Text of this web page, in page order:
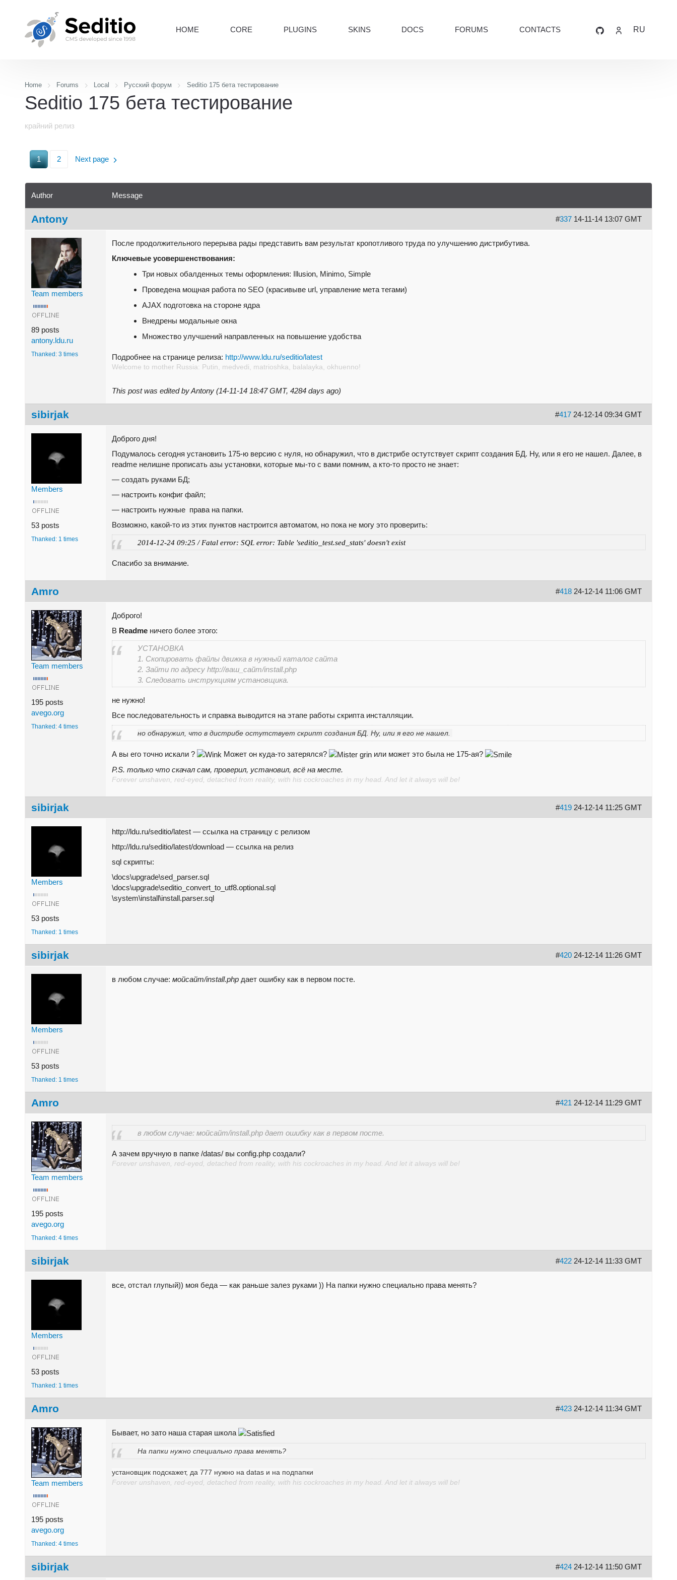
HOME CORE PLUGINS SKINS DOCS FORUMS CONTACTS RU
Home Forums Local Русский форум Seditio 175 бета тестирование
Seditio 175 бета тестирование
крайний релиз
1 2 Next page
Author Message
Antony #337 14-11-14 13:07 GMT
Team members
89 posts
antony.ldu.ru
Thanked: 3 times
После продолжительного перерыва рады представить вам результат кропотливого труда по улучшению дистрибутива.
Ключевые усовершенствования:
Три новых обалденных темы оформления: Illusion, Minimo, Simple
Проведена мощная работа по SEO (красивыве url, управление мета тегами)
AJAX подготовка на стороне ядра
Внедрены модальные окна
Множество улучшений направленных на повышение удобства
Подробнее на странице релиза: http://www.ldu.ru/seditio/latest
Welcome to mother Russia: Putin, medvedi, matrioshka, balalayka, okhuenno!
This post was edited by Antony (14-11-14 18:47 GMT, 4284 days ago)
sibirjak #417 24-12-14 09:34 GMT
Members
53 posts
Thanked: 1 times
Доброго дня!
Подумалось сегодня установить 175-ю версию с нуля, но обнаружил, что в дистрибе остутствует скрипт создания БД. Ну, или я его не нашел. Далее, в
readme нелишне прописать азы установки, которые мы-то с вами помним, а кто-то просто не знает:
— создать руками БД;
— настроить конфиг файл;
— настроить нужные права на папки.
Возможно, какой-то из этих пунктов настроится автоматом, но пока не могу это проверить:
2014-12-24 09:25 / Fatal error: SQL error: Table 'seditio_test.sed_stats' doesn't exist
Спасибо за внимание.
Amro #418 24-12-14 11:06 GMT
Team members
195 posts
avego.org
Thanked: 4 times
Доброго!
В Readme ничего более этого:
УСТАНОВКА
1. Скопировать файлы движка в нужный каталог сайта
2. Зайти по адресу http://ваш_сайт/install.php
3. Следовать инструкциям установщика.
не нужно!
Все последовательность и справка выводится на этапе работы скрипта инсталляции.
но обнаружил, что в дистрибе остутствует скрипт создания БД. Ну, или я его не нашел.
А вы его точно искали ? Может он куда-то затерялся?
или может это была не 175-ая?
P.S. только что скачал сам, проверил, установил, всё на месте.
Forever unshaven, red-eyed, detached from reality, with his cockroaches in my head. And let it always will be!
sibirjak #419 24-12-14 11:25 GMT
Members
53 posts
Thanked: 1 times
http://ldu.ru/seditio/latest — ссылка на страницу с релизом
http://ldu.ru/seditio/latest/download — ссылка на релиз
sql скрипты:
\docs\upgrade\sed_parser.sql
\docs\upgrade\seditio_convert_to_utf8.optional.sql
\system\install\install.parser.sql
sibirjak #420 24-12-14 11:26 GMT
Members
53 posts
Thanked: 1 times
в любом случае: мойсайт/install.php дает ошибку как в первом посте.
Amro #421 24-12-14 11:29 GMT
Team members
195 posts
avego.org
Thanked: 4 times
в любом случае: мойсайт/install.php дает ошибку как в первом посте.
А зачем вручную в папке /datas/ вы config.php создали?
Forever unshaven, red-eyed, detached from reality, with his cockroaches in my head. And let it always will be!
sibirjak #422 24-12-14 11:33 GMT
Members
53 posts
Thanked: 1 times
все, отстал глупый)) моя беда — как раньше залез руками )) На папки нужно специально права менять?
Amro #423 24-12-14 11:34 GMT
Team members
195 posts
avego.org
Thanked: 4 times
Бывает, но зато наша старая школа
На папки нужно специально права менять?
установщик подскажет, да 777 нужно на datas и на подпапки
Forever unshaven, red-eyed, detached from reality, with his cockroaches in my head. And let it always will be!
sibirjak #424 24-12-14 11:50 GMT